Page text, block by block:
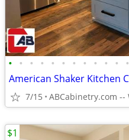
• • • • • • • • • • • •
American Shaker Kitchen
7/15
$1